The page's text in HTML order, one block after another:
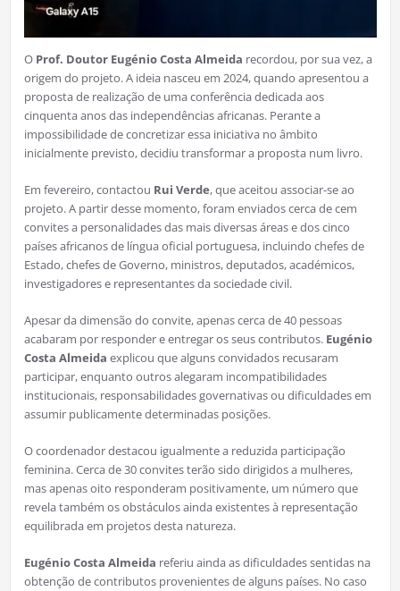
O Prof. Doutor Eugénio Costa Almeida recordou, por sua vez, a
origem do projeto. A ideia nasceu em 2024, quando apresentou a
proposta de realização de uma conferência dedicada aos
cinquenta anos das independências africanas. Perante a
impossibilidade de concretizar essa iniciativa no âmbito
inicialmente previsto, decidiu transformar a proposta num livro.
Em fevereiro, contactou Rui Verde, que aceitou associar-se ao
projeto. A partir desse momento, foram enviados cerca de cem
convites a personalidades das mais diversas áreas e dos cinco
países africanos de língua oficial portuguesa, incluindo chefes de
Estado, chefes de Governo, ministros, deputados, académicos,
investigadores e representantes da sociedade civil.
Apesar da dimensão do convite, apenas cerca de 40 pessoas
acabaram por responder e entregar os seus contributos. Eugénio
Costa Almeida explicou que alguns convidados recusaram
participar, enquanto outros alegaram incompatibilidades
institucionais, responsabilidades governativas ou dificuldades em
assumir publicamente determinadas posições.
O coordenador destacou igualmente a reduzida participação
feminina. Cerca de 30 convites terão sido dirigidos a mulheres,
mas apenas oito responderam positivamente, um número que
revela também os obstáculos ainda existentes à representação
equilibrada em projetos desta natureza.
Eugénio Costa Almeida referiu ainda as dificuldades sentidas na
obtenção de contributos provenientes de alguns países. No caso